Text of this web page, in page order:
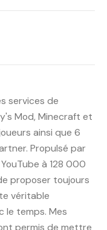
services de
Mod, Minecraft et
ainsi que 6
Propulsé par
à 128 000
proposer toujours
véritable
le temps. Mes
permis de mettre